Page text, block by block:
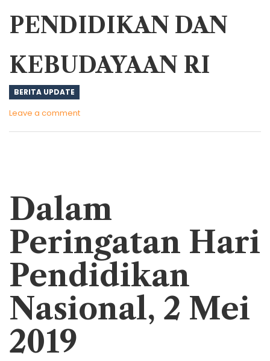
PENDIDIKAN DAN
KEBUDAYAAN RI
BERITA UPDATE
Leave a comment
Dalam
Peringatan Hari
Pendidikan
Nasional, 2 Mei
2019